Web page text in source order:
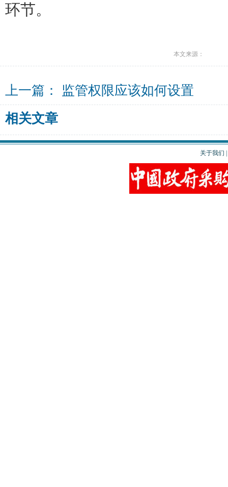
环节。
本文来源：
上一篇：
监管权限应该如何设置
相关文章
关于我们